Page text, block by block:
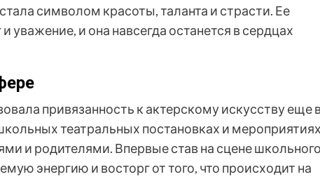
символом красоты, таланта и страсти. Ее
уважение, и она навсегда останется в сердцах
привязанность к актерскому искусству еще
театральных постановках и
и родителями. Впервые став на сцене школьного
энергию и восторг от того, что происходит на